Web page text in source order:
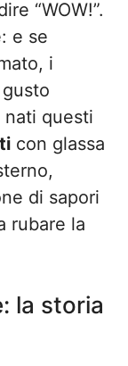
“WOW!”.
e se
i
nati questi
con glassa
di sapori
rubare la
la storia